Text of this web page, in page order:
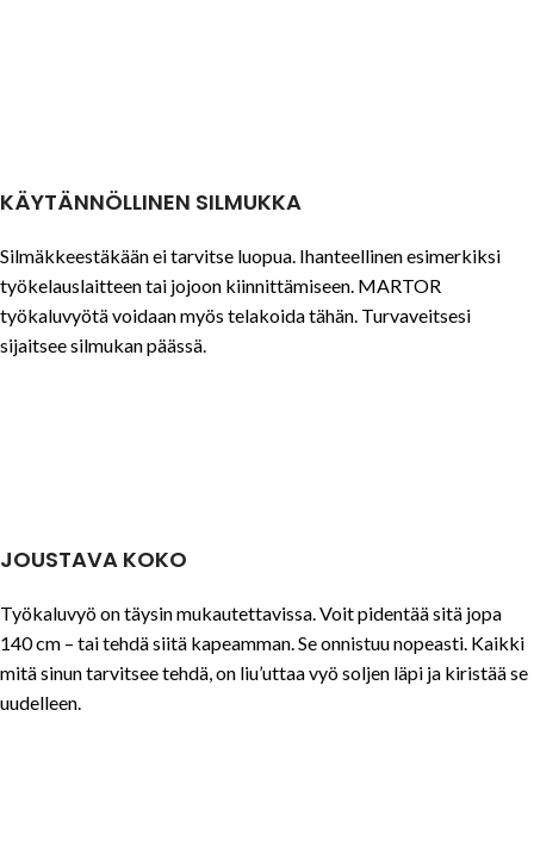
KÄYTÄNNÖLLINEN SILMUKKA
Silmäkkeestäkään ei tarvitse luopua. Ihanteellinen esimerkiksi
työkelauslaitteen tai jojoon kiinnittämiseen. MARTOR
työkaluvyötä voidaan myös telakoida tähän. Turvaveitsesi
sijaitsee silmukan päässä.
JOUSTAVA KOKO
Työkaluvyö on täysin mukautettavissa. Voit pidentää sitä jopa
140 cm – tai tehdä siitä kapeamman. Se onnistuu nopeasti. Kaikki
mitä sinun tarvitsee tehdä, on liu’uttaa vyö soljen läpi ja kiristää se
uudelleen.